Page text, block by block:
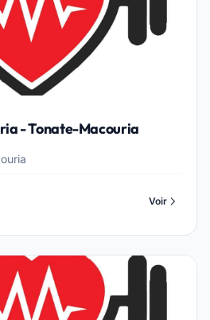
- Tonate-Macouria
Voir